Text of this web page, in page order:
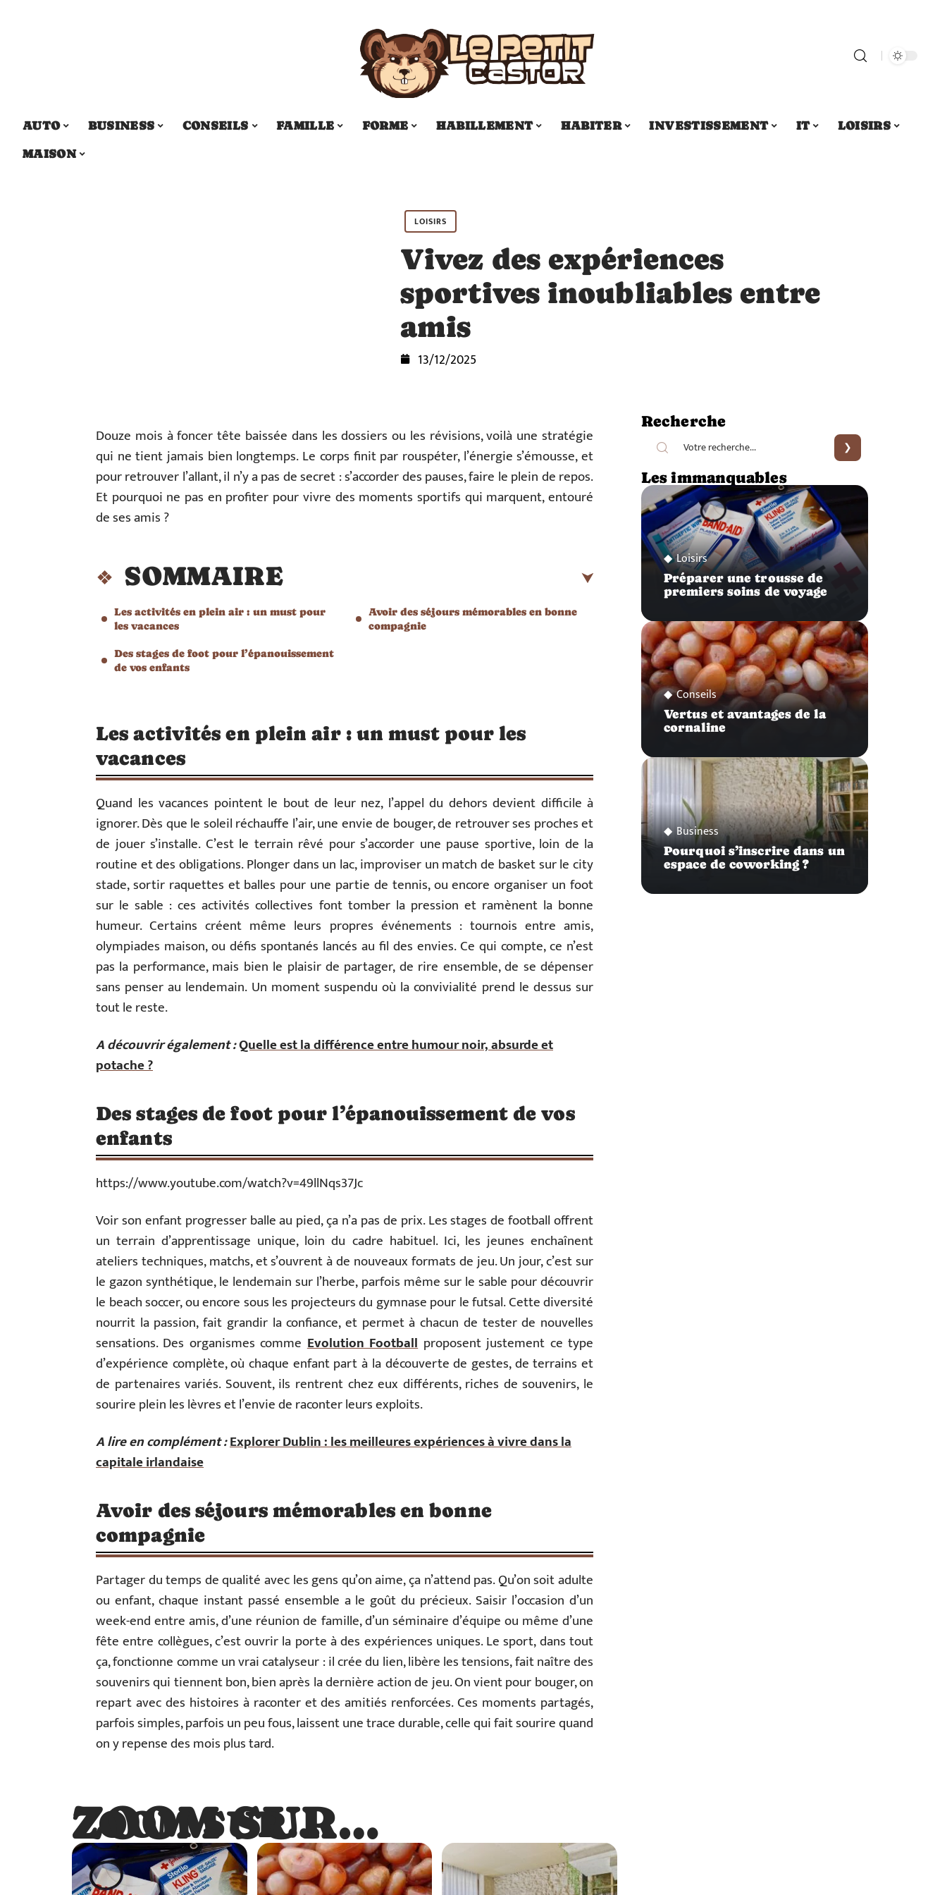
AUTO BUSINESS CONSEILS FAMILLE FORME HABILLEMENT HABITER INVESTISSEMENT IT
LOISIRS
MAISON
LOISIRS
Vivez des expériences
sportives inoubliables entre
amis
13/12/2025
Douze mois à foncer tête baissée dans les dossiers ou les révisions, voilà une stratégie
qui ne tient jamais bien longtemps. Le corps finit par rouspéter, l’énergie s’émousse, et
pour retrouver l’allant, il n’y a pas de secret : s’accorder des pauses, faire le plein de repos.
Et pourquoi ne pas en profiter pour vivre des moments sportifs qui marquent, entouré
de ses amis ?
SOMMAIRE
Les activités en plein air : un must pour
les vacances
Des stages de foot pour l’épanouissement
de vos enfants
Avoir des séjours mémorables en bonne
compagnie
Les activités en plein air : un must pour les
vacances
Quand les vacances pointent le bout de leur nez, l’appel du dehors devient difficile à
ignorer. Dès que le soleil réchauffe l’air, une envie de bouger, de retrouver ses proches et
de jouer s’installe. C’est le terrain rêvé pour s’accorder une pause sportive, loin de la
routine et des obligations. Plonger dans un lac, improviser un match de basket sur le city
stade, sortir raquettes et balles pour une partie de tennis, ou encore organiser un foot
sur le sable : ces activités collectives font tomber la pression et ramènent la bonne
humeur. Certains créent même leurs propres événements : tournois entre amis,
olympiades maison, ou défis spontanés lancés au fil des envies. Ce qui compte, ce n’est
pas la performance, mais bien le plaisir de partager, de rire ensemble, de se dépenser
sans penser au lendemain. Un moment suspendu où la convivialité prend le dessus sur
tout le reste.
A découvrir également :Quelle est la différence entre humour noir, absurde et
potache ?
Des stages de foot pour l’épanouissement de vos
enfants
https://www.youtube.com/watch?v=49llNqs37Jc
Voir son enfant progresser balle au pied, ça n’a pas de prix. Les stages de football offrent
un terrain d’apprentissage unique, loin du cadre habituel. Ici, les jeunes enchaînent
ateliers techniques, matchs, et s’ouvrent à de nouveaux formats de jeu. Un jour, c’est sur
le gazon synthétique, le lendemain sur l’herbe, parfois même sur le sable pour découvrir
le beach soccer, ou encore sous les projecteurs du gymnase pour le futsal. Cette diversité
nourrit la passion, fait grandir la confiance, et permet à chacun de tester de nouvelles
sensations. Des organismes commeEvolution Footballproposent justement ce type
d’expérience complète, où chaque enfant part à la découverte de gestes, de terrains et
de partenaires variés. Souvent, ils rentrent chez eux différents, riches de souvenirs, le
sourire plein les lèvres et l’envie de raconter leurs exploits.
A lire en complément :Explorer Dublin : les meilleures expériences à vivre dans la
capitale irlandaise
Avoir des séjours mémorables en bonne
compagnie
Partager du temps de qualité avec les gens qu’on aime, ça n’attend pas. Qu’on soit adulte
ou enfant, chaque instant passé ensemble a le goût du précieux. Saisir l’occasion d’un
week-end entre amis, d’une réunion de famille, d’un séminaire d’équipe ou même d’une
fête entre collègues, c’est ouvrir la porte à des expériences uniques. Le sport, dans tout
ça, fonctionne comme un vrai catalyseur : il crée du lien, libère les tensions, fait naître des
souvenirs qui tiennent bon, bien après la dernière action de jeu. On vient pour bouger, on
repart avec des histoires à raconter et des amitiés renforcées. Ces moments partagés,
parfois simples, parfois un peu fous, laissent une trace durable, celle qui fait sourire quand
on y repense des mois plus tard.
ZOOM SUR…
ZOOM SUR…
Recherche
Les immanquables
Loisirs
Préparer une trousse de
premiers soins de voyage
Conseils
Vertus et avantages de la
cornaline
Business
Pourquoi s’inscrire dans un
espace de coworking ?